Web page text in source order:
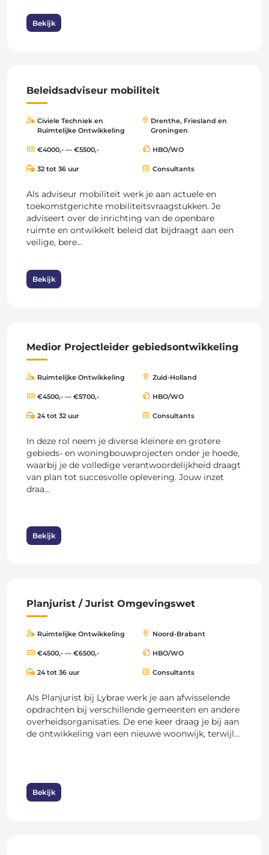
Bekijk
Beleidsadviseur mobiliteit
Civiele Techniek en
Ruimtelijke Ontwikkeling
Drenthe, Friesland en
Groningen
€4000,- — €5500,- HBO/WO
32 tot 36 uur Consultants
Als adviseur mobiliteit werk je aan actuele en
toekomstgerichte mobiliteitsvraagstukken. Je
adviseert over de inrichting van de openbare
ruimte en ontwikkelt beleid dat bijdraagt aan een
veilige, bere...
Bekijk
Medior Projectleider gebiedsontwikkeling
Ruimtelijke Ontwikkeling Zuid-Holland
€4500,- — €5700,- HBO/WO
24 tot 32 uur Consultants
In deze rol neem je diverse kleinere en grotere
gebieds- en woningbouwprojecten onder je hoede,
waarbij je de volledige verantwoordelijkheid draagt
van plan tot succesvolle oplevering. Jouw inzet
draa...
Bekijk
Planjurist / Jurist Omgevingswet
Ruimtelijke Ontwikkeling Noord-Brabant
€4500,- — €6500,- HBO/WO
24 tot 36 uur Consultants
Als Planjurist bij Lybrae werk je aan afwisselende
opdrachten bij verschillende gemeenten en andere
overheidsorganisaties. De ene keer draag je bij aan
de ontwikkeling van een nieuwe woonwijk, terwijl...
Bekijk